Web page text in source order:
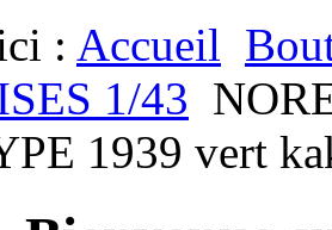
: Accueil
1/43
1939 vert